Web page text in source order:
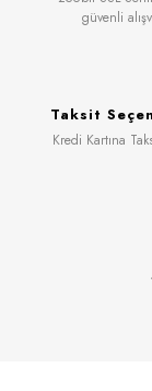
güvenli
Taksit
Kredi Kartına